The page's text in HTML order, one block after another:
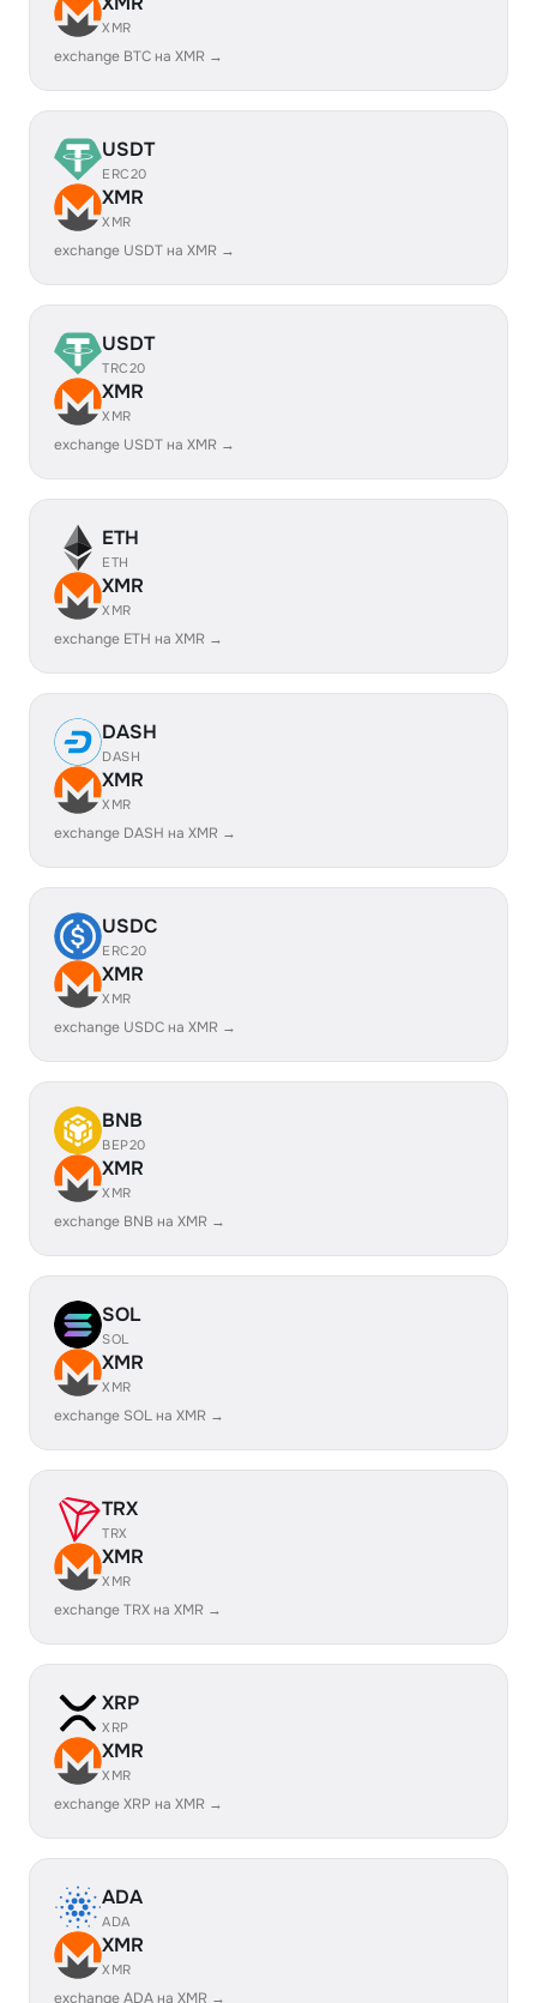
XMR
exchange BTC на XMR →
USDT
ERC20
XMR
XMR
exchange USDT на XMR →
USDT
TRC20
XMR
XMR
exchange USDT на XMR →
ETH
ETH
XMR
XMR
exchange ETH на XMR →
DASH
DASH
XMR
XMR
exchange DASH на XMR →
USDC
ERC20
XMR
XMR
exchange USDC на XMR →
BNB
BEP20
XMR
XMR
exchange BNB на XMR →
SOL
SOL
XMR
XMR
exchange SOL на XMR →
TRX
TRX
XMR
XMR
exchange TRX на XMR →
XRP
XRP
XMR
XMR
exchange XRP на XMR →
ADA
ADA
XMR
XMR
exchange ADA на XMR →